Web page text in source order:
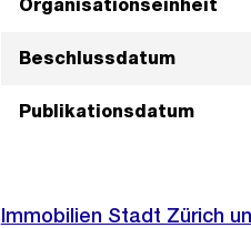
Organisationseinheit
Beschlussdatum
Publikationsdatum
Immobilien Stadt Zürich